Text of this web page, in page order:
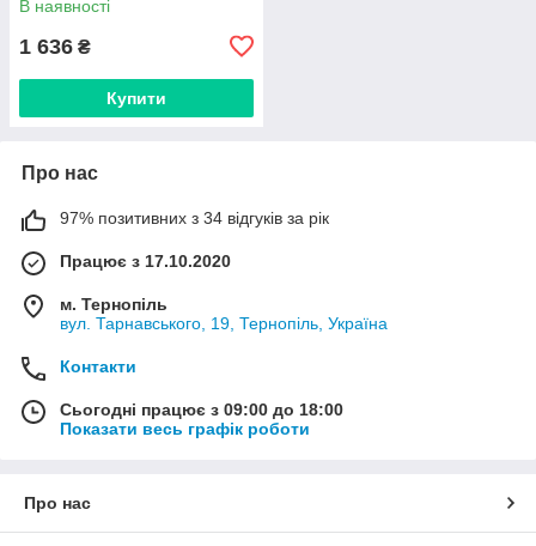
В наявності
1 636 ₴
Купити
Про нас
97% позитивних з 34 відгуків за рік
Працює з 17.10.2020
м. Тернопіль
вул. Тарнавського, 19, Тернопіль, Україна
Контакти
Сьогодні працює з 09:00 до 18:00
Показати весь графік роботи
Про нас